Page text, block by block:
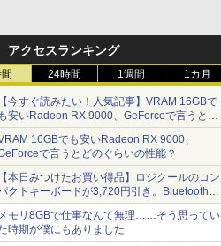
アクセスランキング
24時間 1週間 1カ月
今すぐ読みたい！人気記事】VRAM 16GBで
安いRadeon RX 9000、GeForceで言うとど
ぐらいの性能？ - PC Watch
16GBでも安いRadeon RX 9000、
で言うとどのぐらいの性能？
本日みつけたお買い得品】ロジクールのコン
クトキーボードが3,720円引き。Bluetoothで3
接続対応
モリ8GBで仕事なんて無理……そう思ってい
時期が僕にもありました